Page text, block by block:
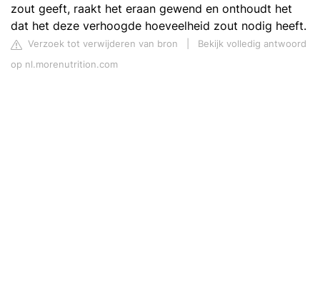
zout geeft, raakt het eraan gewend en onthoudt het
dat het deze verhoogde hoeveelheid zout nodig heeft.
Verzoek tot verwijderen van bron
Bekijk volledig antwoord
op nl.morenutrition.com